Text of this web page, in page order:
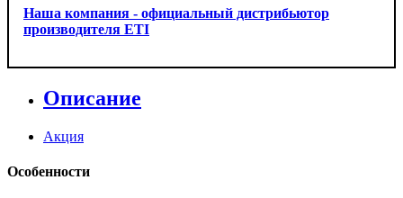
Наша компания - официальный дистрибьютор
производителя ETI
Описание
Акция
Особенности